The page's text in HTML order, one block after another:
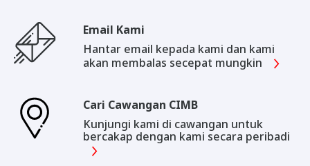
Email Kami
Hantar email kepada kami dan kami
akan membalas secepat mungkin
Cari Cawangan CIMB
Kunjungi kami di cawangan untuk
bercakap dengan kami secara peribadi